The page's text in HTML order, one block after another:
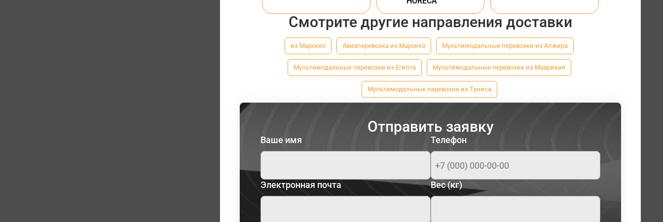
Смотрите другие направления доставки
из Марокко Авиаперевозка из Марокко Мультимодальные перевозки из Алжира
Мультимодальные перевозки из Египта Мультимодальные перевозки из Маврикия
Мультимодальные перевозки из Туниса
Отправить заявку
Ваше имя Телефон
Электронная почта Вес (кг)